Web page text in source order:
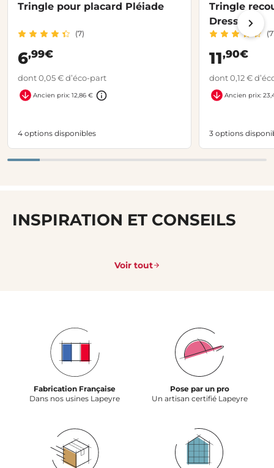
Tringle pour placard Pléiade
(7)
6,99€
dont 0,05 € d’éco-part
Ancien prix: 12,86 €
4 options disponibles
Tringle
Dressing
11,90€
dont 0,12 €
Ancien prix:
3 options
INSPIRATION ET CONSEILS
Voir tout
Fabrication Française
Dans nos usines Lapeyre
Pose par un pro
Un artisan certifié Lapeyre